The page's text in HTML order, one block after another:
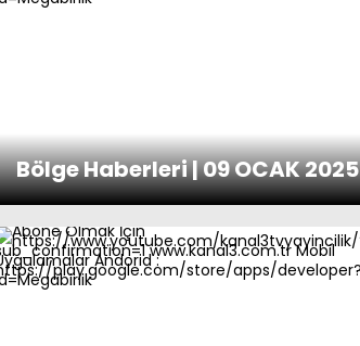
Bölge Haberleri | 09 OCAK 2025